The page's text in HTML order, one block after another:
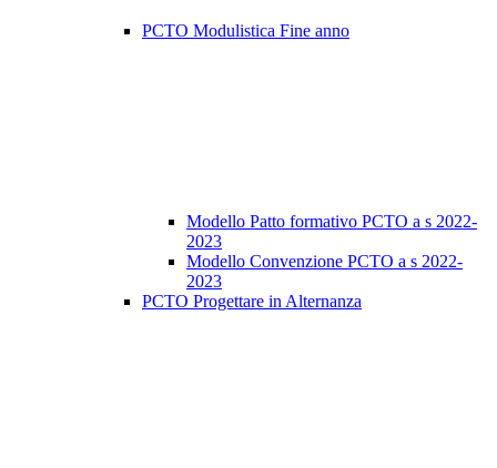
PCTO Modulistica Fine anno
Modello Patto formativo PCTO a s 2022-
2023
Modello Convenzione PCTO a s 2022-
2023
PCTO Progettare in Alternanza